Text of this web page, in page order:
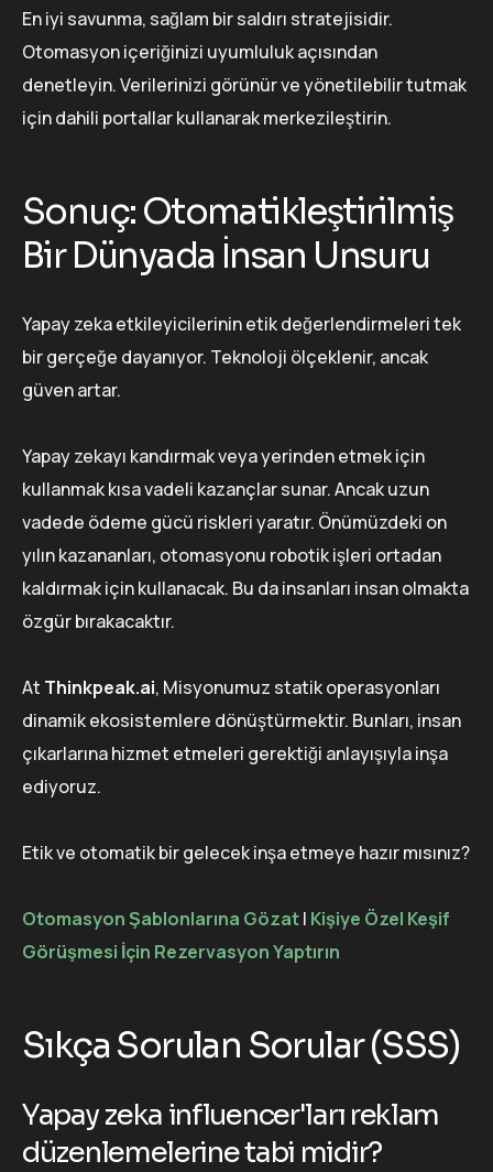
En iyi savunma, sağlam bir saldırı stratejisidir.
Otomasyon içeriğinizi uyumluluk açısından
denetleyin. Verilerinizi görünür ve yönetilebilir tutmak
için dahili portallar kullanarak merkezileştirin.
Sonuç: Otomatikleştirilmiş
Bir Dünyada İnsan Unsuru
Yapay zeka etkileyicilerinin etik değerlendirmeleri tek
bir gerçeğe dayanıyor. Teknoloji ölçeklenir, ancak
güven artar.
Yapay zekayı kandırmak veya yerinden etmek için
kullanmak kısa vadeli kazançlar sunar. Ancak uzun
vadede ödeme gücü riskleri yaratır. Önümüzdeki on
yılın kazananları, otomasyonu robotik işleri ortadan
kaldırmak için kullanacak. Bu da insanları insan olmakta
özgür bırakacaktır.
At Thinkpeak.ai, Misyonumuz statik operasyonları
dinamik ekosistemlere dönüştürmektir. Bunları, insan
çıkarlarına hizmet etmeleri gerektiği anlayışıyla inşa
ediyoruz.
Etik ve otomatik bir gelecek inşa etmeye hazır mısınız?
Otomasyon Şablonlarına Gözat| Kişiye Özel Keşif
Görüşmesi İçin Rezervasyon Yaptırın
Sıkça Sorulan Sorular (SSS)
Yapay zeka influencer'ları reklam
düzenlemelerine tabi midir?